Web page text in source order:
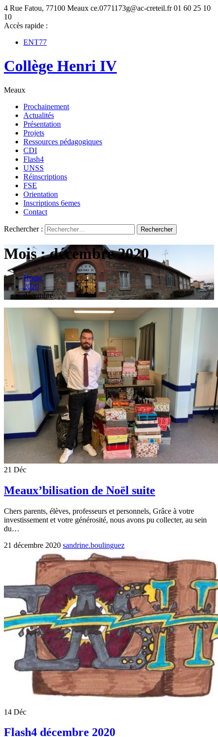
4 Rue Fatou, 77100 Meaux ce.0771173g@ac-creteil.fr 01 60 25 10
10
Accès rapide :
ENT77
Collège Henri IV
Meaux
Prochainement
Actualités
Présentation
Projets
Ressources pédagogiques
CDI
Flash4
UNSS
Réinscriptions
FSE
Orientation
Inscriptions 6emes
Contact
Rechercher :
Mois :décembre 2020
Home
2020
décembre
21 Déc
Meaux’bilisation de Noël suite
Chers parents, élèves, professeurs et personnels, Grâce à votre
investissement et votre générosité, nous avons pu collecter, au sein
du…
21 décembre 2020 sandrine.boulinguez
14 Déc
Flash4 décembre 2020